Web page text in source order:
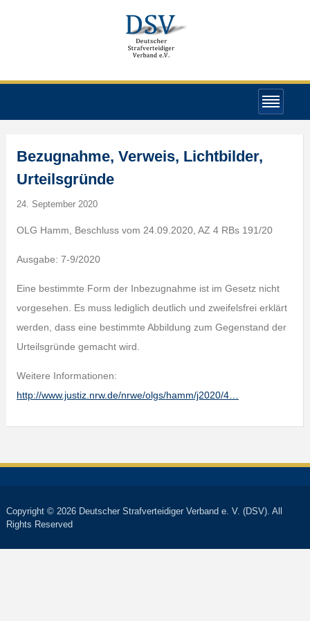
Bezugnahme, Verweis, Lichtbilder,
Urteilsgründe
24. September 2020
OLG Hamm, Beschluss vom 24.09.2020, AZ 4 RBs 191/20
Ausgabe: 7-9/2020
Eine bestimmte Form der Inbezugnahme ist im Gesetz nicht
vorgesehen. Es muss lediglich deutlich und zweifelsfrei erklärt
werden, dass eine bestimmte Abbildung zum Gegenstand der
Urteilsgründe gemacht wird.
Weitere Informationen:
http://www.justiz.nrw.de/nrwe/olgs/hamm/j2020/4…
Copyright © 2026 Deutscher Strafverteidiger Verband e. V. (DSV). All
Rights Reserved